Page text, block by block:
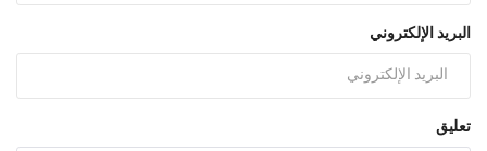
البريد الإلكتروني
تعليق